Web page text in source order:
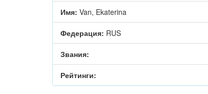
Имя: Van, Ekaterina
Федерация: RUS
Звания:
Рейтинги: